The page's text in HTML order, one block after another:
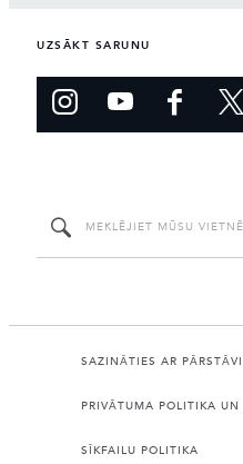
UZSĀKT SARUNU
SAZINĀTIES AR PĀRSTĀVI
PRIVĀTUMA POLITIKA UN
SĪKFAILU POLITIKA